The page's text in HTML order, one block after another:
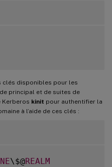
clés disponibles pour les
principal et de suites de
Kerberos kinit pour authentifier la
à l’aide de ces clés :
\$@REALM